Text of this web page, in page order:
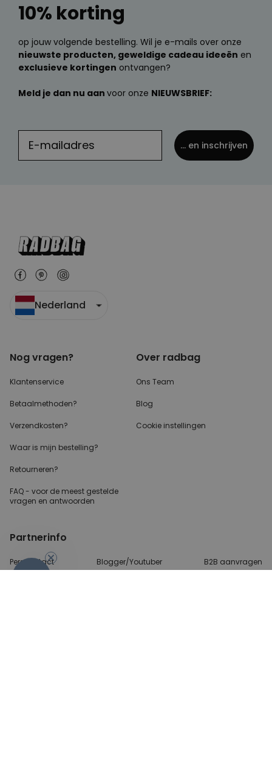
10% korting
op jouw volgende bestelling. Wil je e-mails over onze
nieuwste producten, geweldige cadeau ideeën en
exclusieve kortingen ontvangen?
Meld je dan nu aan voor onze NIEUWSBRIEF:
... en inschrijven
Nederland
Nog vragen?
Klantenservice
Betaalmethoden?
Verzendkosten?
Waar is mijn bestelling?
Retourneren?
FAQ - voor de meest gestelde
vragen en antwoorden
Over radbag
Ons Team
Blog
Cookie instellingen
Partnerinfo
Perscontact Blogger/Youtuber B2B aanvragen